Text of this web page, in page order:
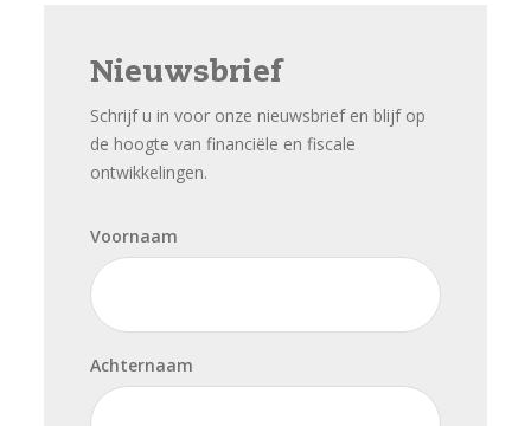
Nieuwsbrief
Schrijf u in voor onze nieuwsbrief en blijf op
de hoogte van financiële en fiscale
ontwikkelingen.
Voornaam
Achternaam